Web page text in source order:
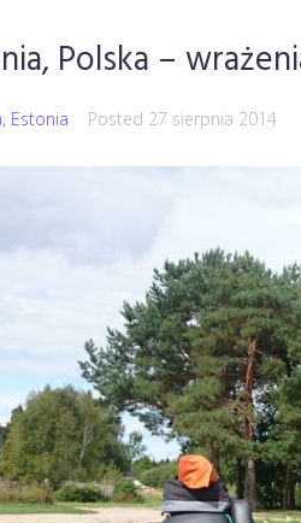
Polska –
Estonia Posted 27 sierpnia 2014